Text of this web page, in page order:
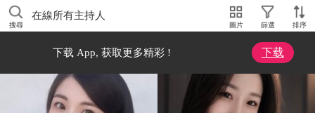
搜尋
在線所有主持人
圖片 篩選 排序
下载 App, 获取更多精彩 ! 下载